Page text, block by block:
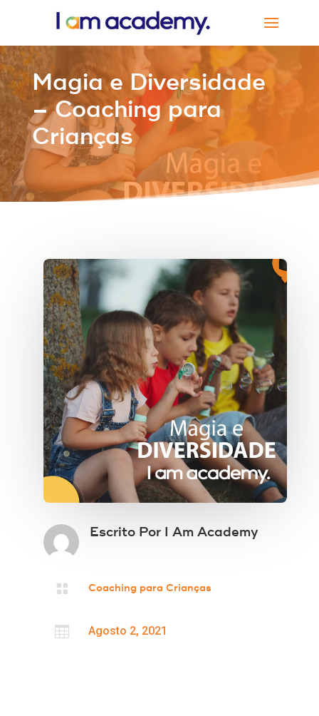
Magia e Diversidade
– Coaching para
Crianças
Escrito Por I Am Academy
 Coaching para Crianças
 Agosto 2, 2021